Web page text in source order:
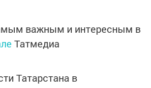
важным и интересным в
Татмедиа
Татарстана в